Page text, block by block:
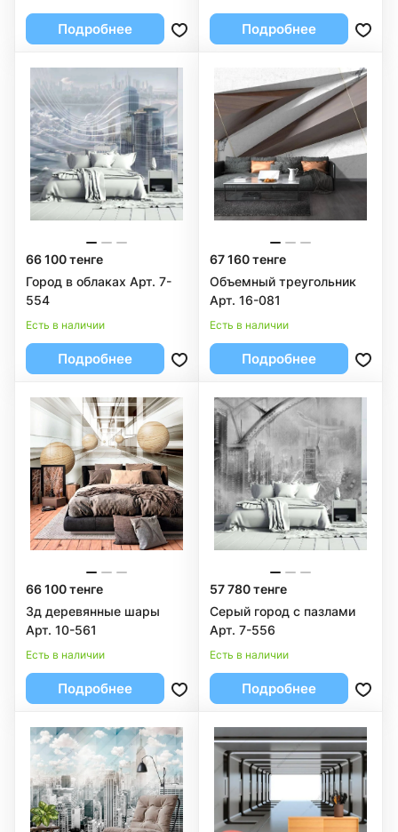
Подробнее Подробнее
66 100 тенге
Город в облаках Арт. 7-
554
Есть в наличии
Подробнее
67 160 тенге
Объемный треугольник
Арт. 16-081
Есть в наличии
Подробнее
66 100 тенге
3д деревянные шары
Арт. 10-561
Есть в наличии
Подробнее
57 780 тенге
Серый город с пазлами
Арт. 7-556
Есть в наличии
Подробнее